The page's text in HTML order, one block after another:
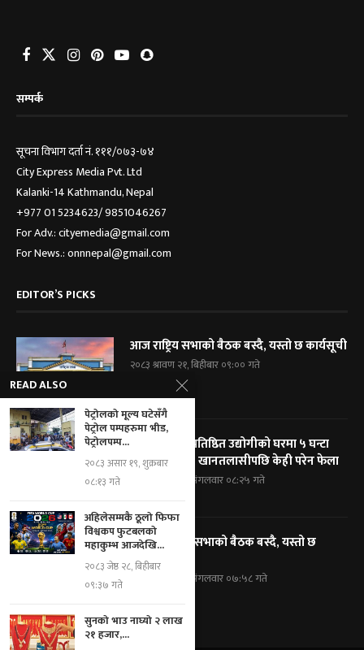
सम्पर्क
सूचना विभाग दर्ता नं. १११/०७३-७४
City Express Media Pvt. Ltd
Kalanki-14 Kathmandu, Nepal
+977 01 5234623/ 9851046267
For Adv.: cityemedia@gmail.com
For News.: onnnepal@gmail.com
EDITOR’S PICKS
आज राष्ट्रिय सभाको बैठक बस्दै, यस्तो छ कार्यसूची
२०८३ श्रावण २१, बिहीबार ०९:०० गते
विराटनगरका प्रतिष्ठित उद्योगीको घरमा ५ घन्टा
प्रहरी घेराबन्दी, खानतलासीपछि केही परेन फेला
२०८३ श्रावण १९, मंगलवार ०८:२५ गते
आज प्रतिनिधि सभाको बैठक बस्दै, यस्तो छ
कार्यसूची
२०८३ श्रावण १९, मंगलवार ०७:५८ गते
READ ALSO
पेट्रोलको मूल्य घटेसँगै
पेट्रोल पम्पहरुमा भीड,
पेट्रोलपम्प...
२०८३ असार १९, शुक्रबार
०८:१३ गते
अहिलेसम्मकै ठूलो फिफा
विश्वकप फुटबलको
महाकुम्भ आजदेखि...
२०८३ जेष्ठ २८, बिहीबार
०९:३७ गते
सुनको भाउ नाघ्यो २ लाख
२१ हजार,...